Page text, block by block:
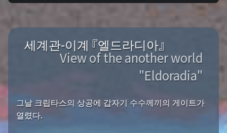
세계관-이계 『엘드라디아』
View of the another world
"Eldoradia"
그날 크립타스의 상공에 갑자기 수수께끼의 게이트가
열렸다.